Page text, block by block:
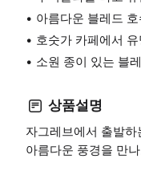
아름다운 블레드
호숫가 카페에서
소원 종이 있는 블
상품설명
자그레브에서 출발
아름다운 풍경을 만